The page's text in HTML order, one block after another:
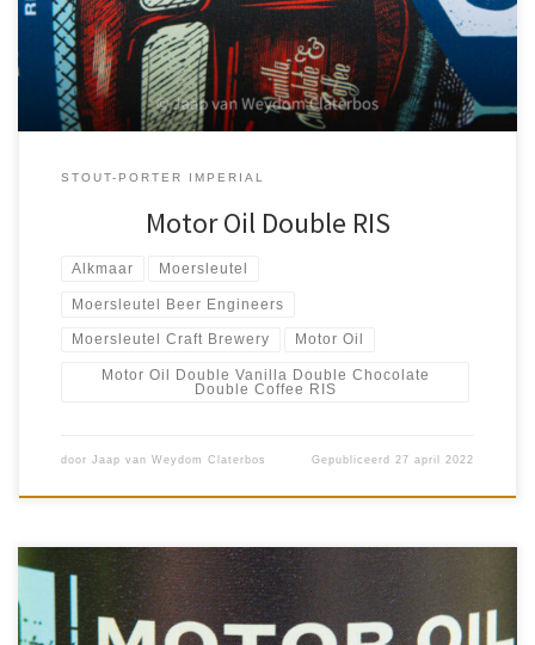
geproduceerd. Ook de Motor Oil […]
STOUT-PORTER IMPERIAL
Motor Oil Double RIS
Alkmaar Moersleutel
Moersleutel Beer Engineers
Moersleutel Craft Brewery Motor Oil
Motor Oil Double Vanilla Double Chocolate
Double Coffee RIS
door Jaap van Weydom Claterbos Gepubliceerd 27 april 2022